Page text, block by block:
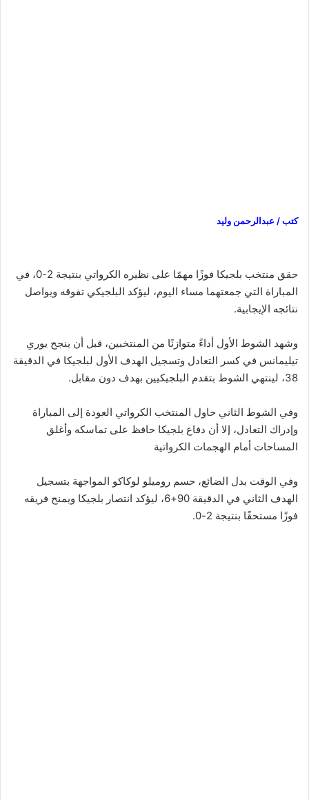
كتب / عبدالرحمن وليد
حقق منتخب بلجيكا فوزًا مهمًا على نظيره الكرواتي بنتيجة 2-0، في
المباراة التي جمعتهما مساء اليوم، ليؤكد البلجيكي تفوقه ويواصل
نتائجه الإيجابية.
وشهد الشوط الأول أداءً متوازنًا من المنتخبين، قبل أن ينجح يوري
تيليمانس في كسر التعادل وتسجيل الهدف الأول لبلجيكا في الدقيقة
38، لينتهي الشوط بتقدم البلجيكيين بهدف دون مقابل.
وفي الشوط الثاني حاول المنتخب الكرواتي العودة إلى المباراة
وإدراك التعادل، إلا أن دفاع بلجيكا حافظ على تماسكه وأغلق
المساحات أمام الهجمات الكرواتية
وفي الوقت بدل الضائع، حسم روميلو لوكاكو المواجهة بتسجيل
الهدف الثاني في الدقيقة 90+6، ليؤكد انتصار بلجيكا ويمنح فريقه
فوزًا مستحقًا بنتيجة 2-0.